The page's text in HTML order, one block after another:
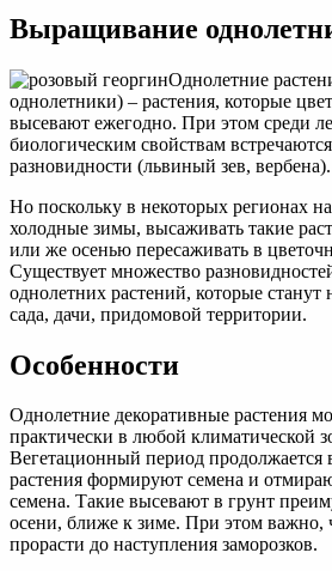
Выращивание
Однолетние
однолетники) – растения, которые
высевают ежегодно. При этом среди
биологическим свойствам
разновидности (львиный зев, вербена).
Но поскольку в некоторых регионах
холодные зимы, высаживать такие
или же осенью пересаживать в
Существует множество
однолетних растений, которые
сада, дачи, придомовой территории.
Особенности
Однолетние декоративные растения
практически в любой климатической
Вегетационный период продолжается
растения формируют семена и
семена. Такие высевают в грунт
осени, ближе к зиме. При этом важно,
прорасти до наступления заморозков.